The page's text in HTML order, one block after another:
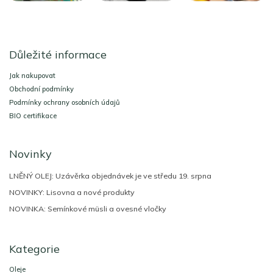
Důležité informace
Jak nakupovat
Obchodní podmínky
Podmínky ochrany osobních údajů
BIO certifikace
Novinky
LNĚNÝ OLEJ: Uzávěrka objednávek je ve středu 19. srpna
NOVINKY: Lisovna a nové produkty
NOVINKA: Semínkové müsli a ovesné vločky
Kategorie
Oleje